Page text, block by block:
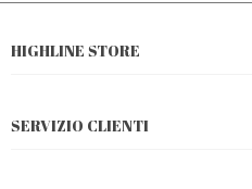
HIGHLINE STORE
SERVIZIO CLIENTI